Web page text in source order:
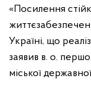
«Посилення
Україні, що
заявив в. о.
міської